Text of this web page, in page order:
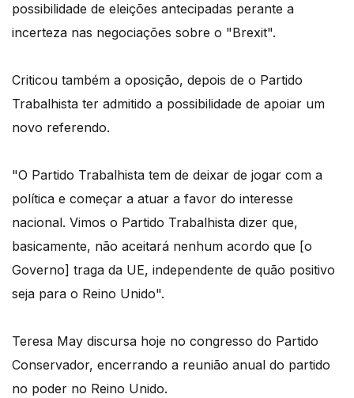
possibilidade de eleições antecipadas perante a
incerteza nas negociações sobre o "Brexit".
Criticou também a oposição, depois de o Partido
Trabalhista ter admitido a possibilidade de apoiar um
novo referendo.
"O Partido Trabalhista tem de deixar de jogar com a
política e começar a atuar a favor do interesse
nacional. Vimos o Partido Trabalhista dizer que,
basicamente, não aceitará nenhum acordo que [o
Governo] traga da UE, independente de quão positivo
seja para o Reino Unido".
Teresa May discursa hoje no congresso do Partido
Conservador, encerrando a reunião anual do partido
no poder no Reino Unido.